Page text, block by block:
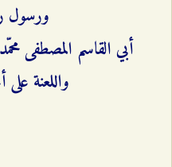
ورسول
أبي القاسم المصطفى
واللعنة